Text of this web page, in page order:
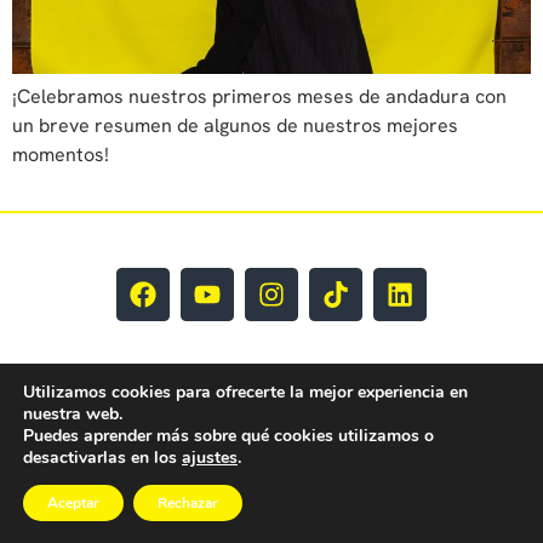
¡Celebramos nuestros primeros meses de andadura con
un breve resumen de algunos de nuestros mejores
momentos!
EY CLM Todos los derechos reservados © 2025
Utilizamos cookies para ofrecerte la mejor experiencia en
nuestra web.
Puedes aprender más sobre qué cookies utilizamos o
desactivarlas en los ajustes.
Aceptar Rechazar